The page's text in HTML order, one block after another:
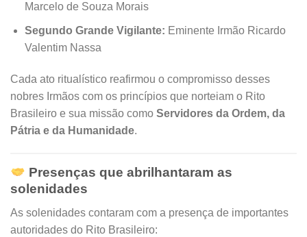
Marcelo de Souza Morais
Segundo Grande Vigilante: Eminente Irmão Ricardo
Valentim Nassa
Cada ato ritualístico reafirmou o compromisso desses
nobres Irmãos com os princípios que norteiam o Rito
Brasileiro e sua missão como Servidores da Ordem, da
Pátria e da Humanidade.
Presenças que abrilhantaram as
solenidades
As solenidades contaram com a presença de importantes
autoridades do Rito Brasileiro: